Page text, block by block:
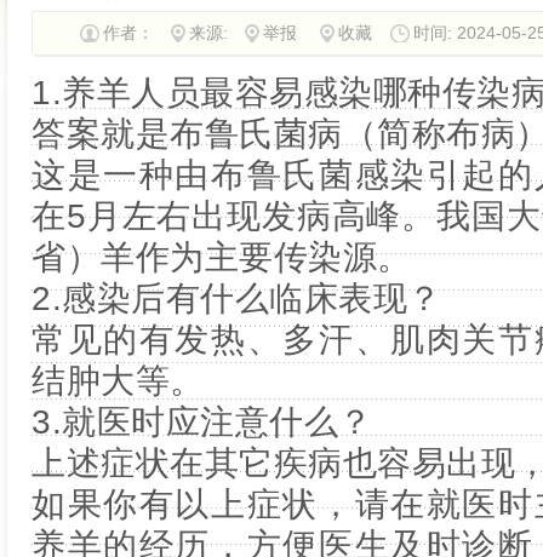
作者： 来源: 举报 收藏 时间: 2024-05-
1.养羊人员最容易感染哪种传染
答案就是布鲁氏菌病（简称布病
这是一种由布鲁氏菌感染引起
在5月左右出现发病高峰。我国
省）羊作为主要传染源。
2.感染后有什么临床表现？
常见的有发热、多汗、肌肉关
结肿大等。
3.就医时应注意什么？
上述症状在其它疾病也容易出现
如果你有以上症状，请在就医
养羊的经历，方便医生及时诊